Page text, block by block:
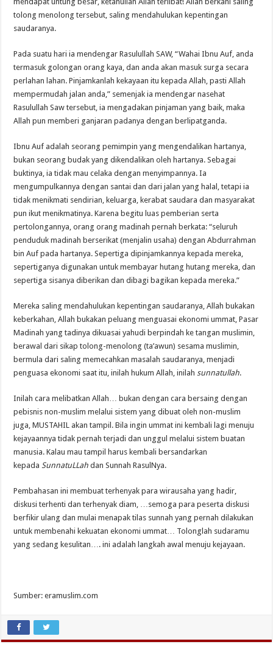
tolong menolong tersebut, saling mendahulukan kepentingan
saudaranya.
Pada suatu hari ia mendengar Rasulullah SAW, “Wahai Ibnu Auf, anda
termasuk golongan orang kaya, dan anda akan masuk surga secara
perlahan lahan. Pinjamkanlah kekayaan itu kepada Allah, pasti Allah
mempermudah jalan anda,” semenjak ia mendengar nasehat
Rasulullah Saw tersebut, ia mengadakan pinjaman yang baik, maka
Allah pun memberi ganjaran padanya dengan berlipatganda.
Ibnu Auf adalah seorang pemimpin yang mengendalikan hartanya,
bukan seorang budak yang dikendalikan oleh hartanya. Sebagai
buktinya, ia tidak mau celaka dengan menyimpannya. Ia
mengumpulkannya dengan santai dan dari jalan yang halal, tetapi ia
tidak menikmati sendirian, keluarga, kerabat saudara dan masyarakat
pun ikut menikmatinya. Karena begitu luas pemberian serta
pertolongannya, orang orang madinah pernah berkata: “seluruh
penduduk madinah berserikat (menjalin usaha) dengan Abdurrahman
bin Auf pada hartanya. Sepertiga dipinjamkannya kepada mereka,
sepertiganya digunakan untuk membayar hutang hutang mereka, dan
sepertiga sisanya diberikan dan dibagi bagikan kepada mereka.”
Mereka saling mendahulukan kepentingan saudaranya, Allah bukakan
keberkahan, Allah bukakan peluang menguasai ekonomi ummat, Pasar
Madinah yang tadinya dikuasai yahudi berpindah ke tangan muslimin,
berawal dari sikap tolong-menolong (ta’awun) sesama muslimin,
bermula dari saling memecahkan masalah saudaranya, menjadi
penguasa ekonomi saat itu, inilah hukum Allah, inilah sunnatullah.
Inilah cara melibatkan Allah… bukan dengan cara bersaing dengan
pebisnis non-muslim melalui sistem yang dibuat oleh non-muslim
juga, MUSTAHIL akan tampil. Bila ingin ummat ini kembali lagi menuju
kejayaannya tidak pernah terjadi dan unggul melalui sistem buatan
manusia. Kalau mau tampil harus kembali bersandarkan
kepada SunnatuLLah dan Sunnah RasulNya.
Pembahasan ini membuat terhenyak para wirausaha yang hadir,
diskusi terhenti dan terhenyak diam, …semoga para peserta diskusi
berfikir ulang dan mulai menapak tilas sunnah yang pernah dilakukan
untuk membenahi kekuatan ekonomi ummat… Tolonglah sudaramu
yang sedang kesulitan…. ini adalah langkah awal menuju kejayaan.
Sumber: eramuslim.com